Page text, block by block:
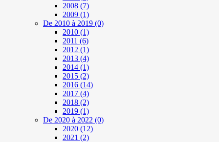
2008 (7)
2009 (1)
De 2010 à 2019 (0)
2010 (1)
2011 (6)
2012 (1)
2013 (4)
2014 (1)
2015 (2)
2016 (14)
2017 (4)
2018 (2)
2019 (1)
De 2020 à 2022 (0)
2020 (12)
2021 (2)